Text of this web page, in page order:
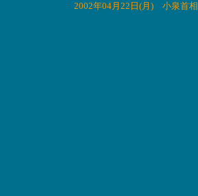
2002年04月22日(月) 小泉首相